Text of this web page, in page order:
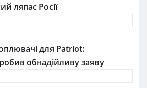
ляпас Росії
для Patriot:
обнадійливу заяву